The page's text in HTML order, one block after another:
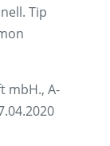
Tip
mbH., A-